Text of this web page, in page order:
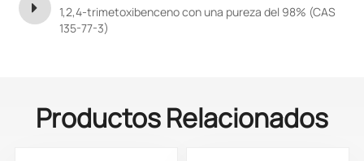
1,2,4-trimetoxibenceno con una pureza del 98% (CAS
135-77-3)
Productos Relacionados